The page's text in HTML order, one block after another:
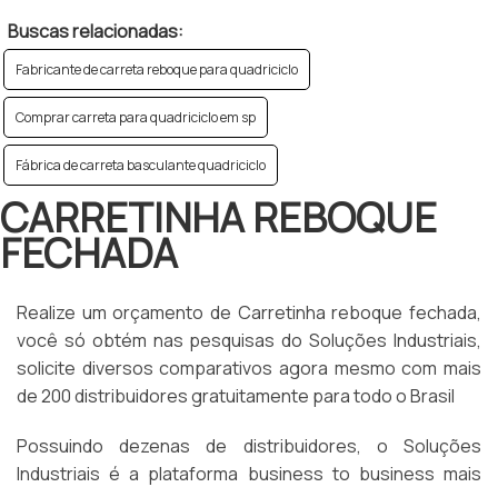
Buscas relacionadas:
Fabricante de carreta reboque para quadriciclo
Comprar carreta para quadriciclo em sp
Fábrica de carreta basculante quadriciclo
CARRETINHA REBOQUE
FECHADA
Realize um orçamento de Carretinha reboque fechada,
você só obtém nas pesquisas do Soluções Industriais,
solicite diversos comparativos agora mesmo com mais
de 200 distribuidores gratuitamente para todo o Brasil
Possuindo dezenas de distribuidores, o Soluções
Industriais é a plataforma business to business mais